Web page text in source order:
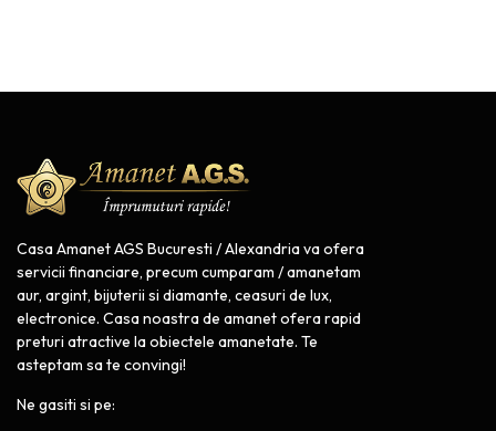
Casa Amanet AGS Bucuresti / Alexandria va ofera
servicii financiare, precum cumparam / amanetam
aur, argint, bijuterii si diamante, ceasuri de lux,
electronice. Casa noastra de amanet ofera rapid
preturi atractive la obiectele amanetate. Te
asteptam sa te convingi!
Ne gasiti si pe: